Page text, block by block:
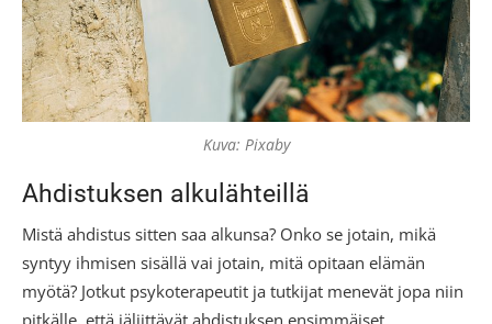
Kuva: Pixaby
Ahdistuksen alkulähteillä
Mistä ahdistus sitten saa alkunsa? Onko se jotain, mikä
syntyy ihmisen sisällä vai jotain, mitä opitaan elämän
myötä? Jotkut psykoterapeutit ja tutkijat menevät jopa niin
pitkälle, että jäljittävät ahdistuksen ensimmäiset